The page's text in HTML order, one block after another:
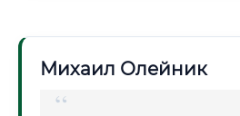
Михаил Олейник